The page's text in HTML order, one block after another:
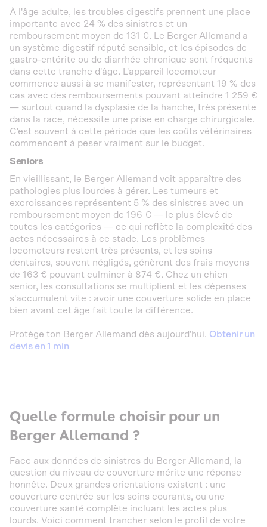
À l'âge adulte, les troubles digestifs prennent une place
importante avec 24 % des sinistres et un
remboursement moyen de 131 €. Le Berger Allemand a
un système digestif réputé sensible, et les épisodes de
gastro-entérite ou de diarrhée chronique sont fréquents
dans cette tranche d'âge. L'appareil locomoteur
commence aussi à se manifester, représentant 19 % des
cas avec des remboursements pouvant atteindre 1 259 €
— surtout quand la dysplasie de la hanche, très présente
dans la race, nécessite une prise en charge chirurgicale.
C'est souvent à cette période que les coûts vétérinaires
commencent à peser vraiment sur le budget.
Seniors
En vieillissant, le Berger Allemand voit apparaître des
pathologies plus lourdes à gérer. Les tumeurs et
excroissances représentent 5 % des sinistres avec un
remboursement moyen de 196 € — le plus élevé de
toutes les catégories — ce qui reflète la complexité des
actes nécessaires à ce stade. Les problèmes
locomoteurs restent très présents, et les soins
dentaires, souvent négligés, génèrent des frais moyens
de 163 € pouvant culminer à 874 €. Chez un chien
senior, les consultations se multiplient et les dépenses
s'accumulent vite : avoir une couverture solide en place
bien avant cet âge fait toute la différence.
Protège ton Berger Allemand dès aujourd'hui. Obtenir un
devis en 1 min
Quelle formule choisir pour un
Berger Allemand ?
Face aux données de sinistres du Berger Allemand, la
question du niveau de couverture mérite une réponse
honnête. Deux grandes orientations existent : une
couverture centrée sur les soins courants, ou une
couverture santé complète incluant les actes plus
lourds. Voici comment trancher selon le profil de votre